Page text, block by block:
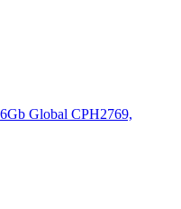
Global CPH2769,